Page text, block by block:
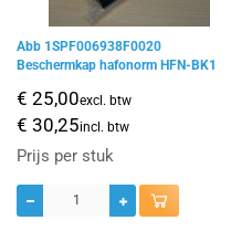
Abb 1SPF006938F0020
Beschermkap hafonorm HFN-BK1
€ 25,00excl. btw
€ 30,25incl. btw
Prijs per stuk